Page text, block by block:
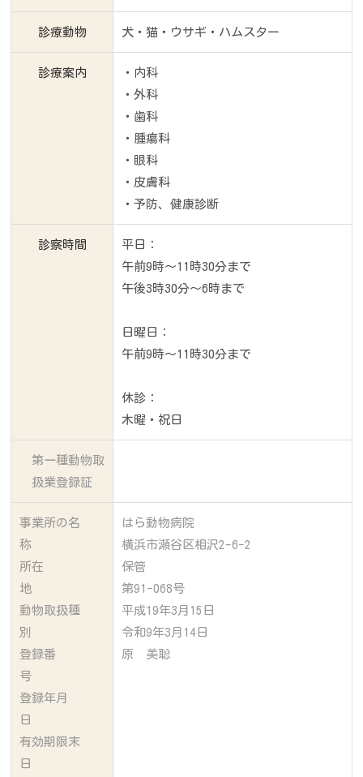
診療動物 犬・猫・ウサギ・ハムスター
診療案内
・内科
・外科
・歯科
・腫瘍科
・眼科
・皮膚科
・予防、健康診断
診察時間
平日：
午前9時～11時30分まで
午後3時30分～6時まで
日曜日：
午前9時～11時30分まで
休診：
木曜・祝日
第一種動物取
扱業登録証
事業所の名
称
所在
地
動物取扱種
別
登録番
号
登録年月
日
有効期限末
日
はら動物病院
横浜市瀬谷区相沢2-6-2
保管
第91-068号
平成19年3月15日
令和9年3月14日
原 美聡